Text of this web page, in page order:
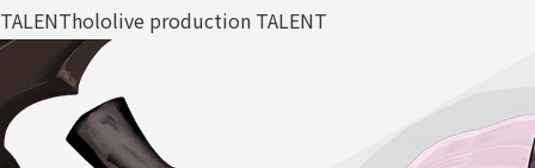
TALENThololive production TALENT